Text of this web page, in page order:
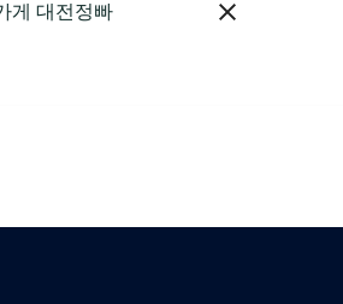
게 대전정빠